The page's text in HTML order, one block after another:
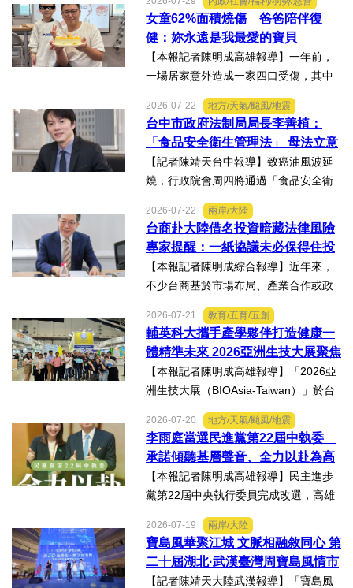
賽」及「2026WBAGlobalTripleChallen
ge全球美學現場賽」，展現紮實專業實
力，師生聯手勇奪四金、...
女童62%面積燒傷 爸爸陪伴復
健：妳永遠是我最愛的寶貝
【本報記者陳明成高雄報導】一年前，
一場居家意外造成一家四口受傷，其中
燒傷，在加護病房搶救超過兩個月，並
歷經在陽光基金會近一年的漫長復復健
及陪伴下，芸芸將於八月重返...
2026-07-22 地方/天氣/颱風/地震
台中市政府法制局局長李善植：
「食品安全衛生管理法」 母法立意
良善但子法標準過於寬鬆、處罰欠
缺嚇阻力、第一線缺乏足夠的人力
【記者陳靖天台中報導】致癌油風波延
燒，行政院會周四將通過「食品安全衛
說明十大修法重點，其中增訂地方主管
機關風險導向查核機制、強化業者異常
通報責任及加重通報不實處...
2026-07-22 兩岸/大陸
台商赴大陸借名投資暗藏法律風險
專家提醒：一紙協議未必保得住投
資權益
【本報記者陳明成綜合報導】近年來，
不少台商基於市場布局、產業合作或政
陸。然而，看似便利的投資模式，卻可
能隱藏股權歸屬、投資收益、經營控制
權及法律責任等風險，一旦...
2026-07-21 教育/五育/五創
輔英科大攜手產學夥伴打造健康一
體精準未來 2026亞洲生技大展聚焦
精準健康創新實力
【本報記者陳明成高雄報導】「2026亞
洲生技大展（BIOAsia-Taiwan）」於台
研發長葉耀宗率團隊以「健康一體．精
準未來」為主題參展，展現產學合作夥
伴展示精準健康、生物科...
2026-07-20 地方/天氣/颱風/地震
李雨庭當選民進黨第22屆中執委
承諾傾聽基層聲音、全力以赴為高
雄與台灣努力
【本報記者陳明成高雄報導】民主進步
黨第22屆中央執行委員完成改選，高雄
表示，能夠獲得黨內同志的肯定與支
持，深感榮幸，也肩負更重大的責任，
未來將秉持初心，做好黨與地...
2026-07-19 兩岸/大陸
寶島風華聚江城 文脈相融敘同心 第
二十屆湖北·武漢臺灣周寶島風情市
集暨文化交流之夜在漢溫情上演
【記者陳靖天大陸武漢報導】「寶島風